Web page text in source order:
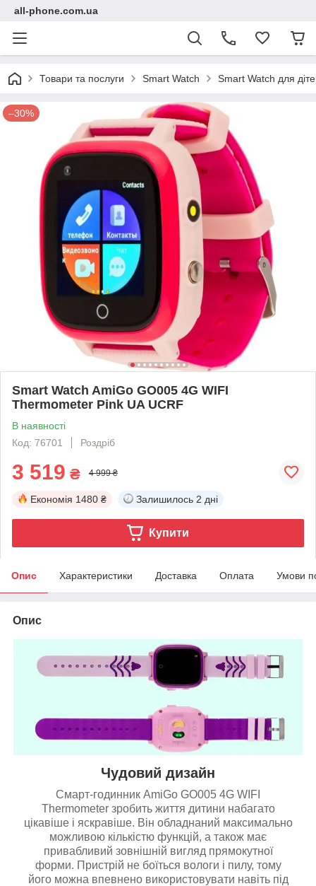
all-phone.com.ua
Товари та послуги Smart Watch Smart Watch для
–30%
Smart Watch AmiGo GO005 4G WIFI
Thermometer Pink UA UCRF
В наявності
Код: 76701
Роздріб
3 519 ₴ 4 999 ₴
Економія 1480 ₴ Залишилось 2 дні
Купити
Опис Характеристики Доставка Оплата Умови
Опис
Чудовий дизайн
Смарт-годинник AmiGo GO005 4G WIFI
Thermometer зробить життя дитини набагато
цікавіше і яскравіше. Він обладнаний максимально
можливою кількістю функцій, а також має
привабливий зовнішній вигляд прямокутної
форми. Пристрій не боїться вологи і пилу, тому
його можна впевнено використовувати навіть під